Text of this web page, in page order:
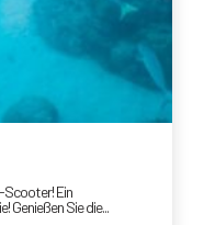
Ein
Genießen Sie die...